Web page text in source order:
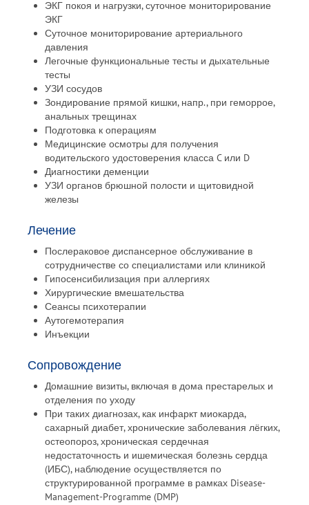
ЭКГ покоя и нагрузки, суточное мониторирование
ЭКГ
Суточное мониторирование артериального
давления
Легочные функциональные тесты и дыхательные
тесты
УЗИ сосудов
Зондирование прямой кишки, напр., при геморрое,
анальных трещинах
Подготовка к операциям
Медицинские осмотры для получения
водительского удостоверения класса C или D
Диагностики деменции
УЗИ органов брюшной полости и щитовидной
железы
Лечение
Послераковое диспансерное обслуживание в
сотрудничестве со специалистами или клиникой
Гипосенсибилизация при аллергиях
Хирургические вмешательства
Сеансы психотерапии
Аутогемотерапия
Инъекции
Сопровождение
Домашние визиты, включая в дома престарелых и
отделения по уходу
При таких диагнозах, как инфаркт миокарда,
сахарный диабет, хронические заболевания лёгких,
остеопороз, хроническая сердечная
недостаточность и ишемическая болезнь сердца
(ИБС), наблюдение осуществляется по
структурированной программе в рамках Disease-
Management-Programme (DMP)